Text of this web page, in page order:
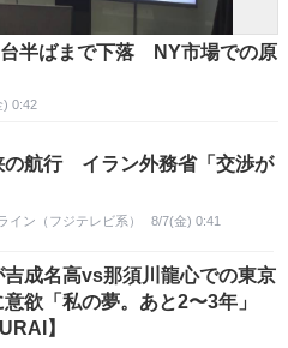
半ばまで下落 NY市場での原
) 0:42
の航行 イラン外務省「交渉が
イン（フジテレビ系） 8/7(金) 0:41
成名高vs那須川龍心での東京
意欲「私の夢。あと2〜3年」
】